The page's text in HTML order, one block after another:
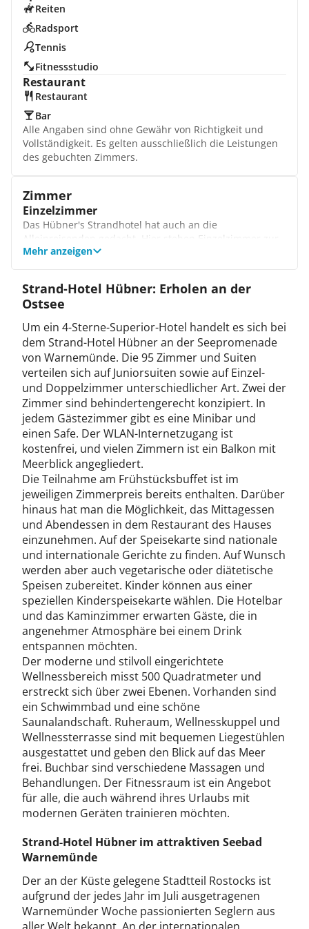
Reiten
Radsport
Tennis
Fitnessstudio
Restaurant
Restaurant
Bar
Alle Angaben sind ohne Gewähr von Richtigkeit und
Vollständigkeit. Es gelten ausschließlich die Leistungen
des gebuchten Zimmers.
Zimmer
Einzelzimmer
Das Hübner's Strandhotel hat auch an die
Alleinreisenden gedacht. Hier stehen Einzelzimmer zur
Verfügung, die auch Wahlweisen mit seitlichem und
Flachbildfernseher.
Doppelzimmer
Die Doppelzimmer sind in ansprechenden Farben
gestaltet und edel eingerichtet. Verleben Sie einen
tollen Aufenthalt, auf Wusch mit seitlichem oder
direktem Meerblick. Der Internetzugang hält Sie auf
dem Laufenden und in der Badewanne werden Sie
entspannen. Im Hotel stehen zudem 2 barrierefreie
Zimmer zur Verfügung.
Junior Suiten
Die geräumigen Junior Suiten sind stilvoll gestaltet und
mit einigen Vorzügen ausgestattet. Genießen Sie Ihren
Aufenthalt am Meer und lassen sich eine frische Brise
um die Nase wehen. Im Badezimmer mit Dusche und
Wanne starten Sie frisch in den Tag.
Mehr anzeigen
Strand-Hotel Hübner: Erholen an der
Ostsee
Um ein 4-Sterne-Superior-Hotel handelt es sich bei
dem Strand-Hotel Hübner an der Seepromenade
von Warnemünde. Die 95 Zimmer und Suiten
verteilen sich auf Juniorsuiten sowie auf Einzel-
und Doppelzimmer unterschiedlicher Art. Zwei der
Zimmer sind behindertengerecht konzipiert. In
jedem Gästezimmer gibt es eine Minibar und
einen Safe. Der WLAN-Internetzugang ist
kostenfrei, und vielen Zimmern ist ein Balkon mit
Meerblick angegliedert.
Die Teilnahme am Frühstücksbuffet ist im
jeweiligen Zimmerpreis bereits enthalten. Darüber
hinaus hat man die Möglichkeit, das Mittagessen
und Abendessen in dem Restaurant des Hauses
einzunehmen. Auf der Speisekarte sind nationale
und internationale Gerichte zu finden. Auf Wunsch
werden aber auch vegetarische oder diätetische
Speisen zubereitet. Kinder können aus einer
speziellen Kinderspeisekarte wählen. Die Hotelbar
und das Kaminzimmer erwarten Gäste, die in
angenehmer Atmosphäre bei einem Drink
entspannen möchten.
Der moderne und stilvoll eingerichtete
Wellnessbereich misst 500 Quadratmeter und
erstreckt sich über zwei Ebenen. Vorhanden sind
ein Schwimmbad und eine schöne
Saunalandschaft. Ruheraum, Wellnesskuppel und
Wellnessterrasse sind mit bequemen Liegestühlen
ausgestattet und geben den Blick auf das Meer
frei. Buchbar sind verschiedene Massagen und
Behandlungen. Der Fitnessraum ist ein Angebot
für alle, die auch während ihres Urlaubs mit
modernen Geräten trainieren möchten.
Strand-Hotel Hübner im attraktiven Seebad
Warnemünde
Der an der Küste gelegene Stadtteil Rostocks ist
aufgrund der jedes Jahr im Juli ausgetragenen
Warnemünder Woche passionierten Seglern aus